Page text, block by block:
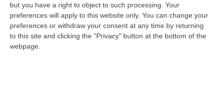
but you have a right to object to such processing. Your
preferences will apply to this website only. You can change your
preferences or withdraw your consent at any time by returning
to this site and clicking the "Privacy" button at the bottom of the
webpage.